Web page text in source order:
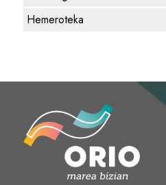
Hemeroteka